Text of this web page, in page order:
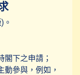
。
閣下之申請；
動參與，例如，